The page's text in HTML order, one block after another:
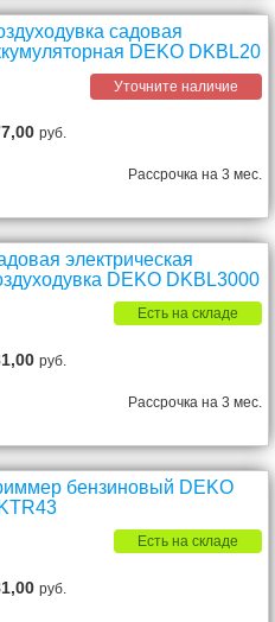
садовая
DEKO DKBL20
Уточните наличие
руб.
Рассрочка на 3 мес.
электрическая
DEKO DKBL3000
Есть на складе
руб.
Рассрочка на 3 мес.
бензиновый DEKO
Есть на складе
руб.